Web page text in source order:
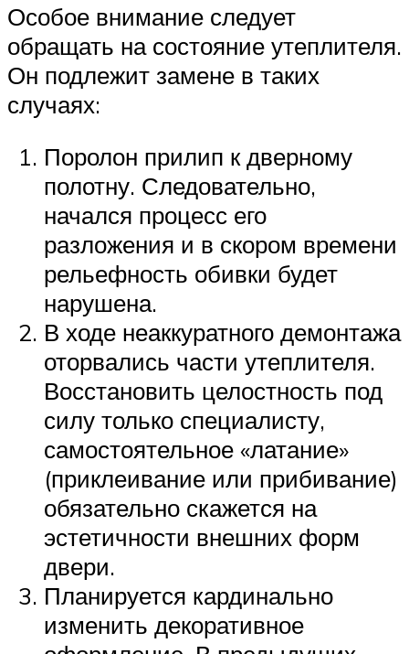
Особое внимание следует
обращать на состояние утеплителя.
Он подлежит замене в таких
случаях:
Поролон прилип к дверному
полотну. Следовательно,
начался процесс его
разложения и в скором времени
рельефность обивки будет
нарушена.
В ходе неаккуратного демонтажа
оторвались части утеплителя.
Восстановить целостность под
силу только специалисту,
самостоятельное «латание»
(приклеивание или прибивание)
обязательно скажется на
эстетичности внешних форм
двери.
Планируется кардинально
изменить декоративное